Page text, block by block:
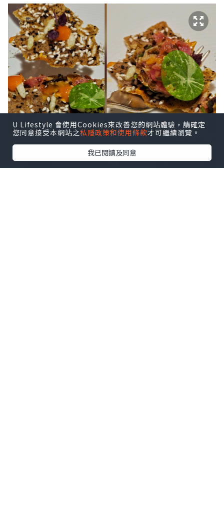
U Lifestyle 會使用Cookies來改善您的網站體驗，請確定
您同意接受本網站之私隱政策和使用條款才可繼續瀏覽。
我已閱讀及同意